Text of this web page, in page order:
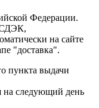
Федерации.
СДЭК,
на сайте
"доставка".
пункта выдачи
на следующий день